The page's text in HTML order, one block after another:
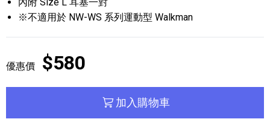
※不適用於 NW-WS 系列運動型 Walkman
優惠價 $580
加入購物車